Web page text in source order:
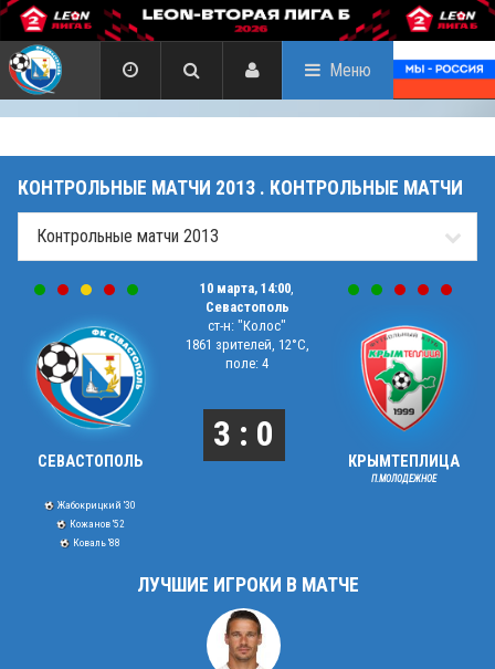
Меню
КОНТРОЛЬНЫЕ МАТЧИ 2013 . КОНТРОЛЬНЫЕ МАТЧИ
СЕВАСТОПОЛЬ
Жабокрицкий '30
Кожанов '52
Коваль '88
10 марта, 14:00
Севастополь
ст-н: "Колос"
1861 зрителей, 12°C,
поле: 4
3 : 0
КРЫМТЕПЛИЦА
П.МОЛОДЕЖНОЕ
ЛУЧШИЕ ИГРОКИ В МАТЧЕ